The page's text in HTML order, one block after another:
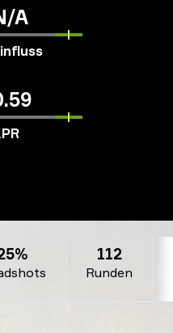
A
Runden
112